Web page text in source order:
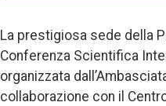
La prestigiosa sede della
Conferenza Scientifica
organizzata
collaborazione con il